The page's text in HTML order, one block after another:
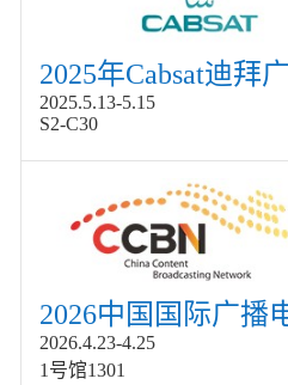
2025.5.13-5.15
S2-C30
2026.4.23-4.25
1号馆1301